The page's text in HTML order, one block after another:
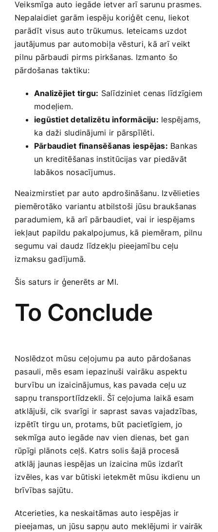
Veiksmīga ⁢auto⁢ iegāde ietver ‍arī sarunu prasmes.
Nepalaidiet garām iespēju⁢ koriģēt cenu, liekot
parādīt⁢ visus⁤ auto trūkumus.⁤ Ieteicams uzdot‌
jautājumus par automobiļa vēsturi, kā arī ⁤veikt
⁤pilnu pārbaudi pirms pirkšanas. Izmanto šo
pārdošanas ⁢taktiku:
Analizējiet tirgu: Salīdziniet cenas līdzīgiem
modeļiem.
iegūstiet detalizētu ‌informāciju: Iespējams,
ka ‍daži sludinājumi ir pārspīlēti.
Pārbaudiet finansēšanas iespējas: Bankas
⁣un​ kreditēšanas institūcijas var piedāvāt
labākos nosacījumus.
Neaizmirstiet par auto​ apdrošināšanu. Izvēlieties
piemērotāko variantu​ atbilstoši⁣ jūsu braukšanas
paradumiem, ​kā arī⁣ pārbaudiet,​ vai ir ⁢iespējams
iekļaut​ papildu pakalpojumus, kā piemēram, ⁢pilnu
⁤segumu vai⁢ daudz līdzekļu ​pieejamību ceļu
⁢izmaksu gadījumā.
Šis ⁢saturs ir ģenerēts ‍ar MI.
To Conclude
Noslēdzot mūsu ⁢ceļojumu pa auto pārdošanas⁣
pasauli, ‍mēs‌ esam iepazinuši ​vairāku ⁤aspektu ​
burvību un izaicinājumus, kas‍ pavada ‍ceļu ‍uz ​
sapņu transportlīdzekli. Šī ceļojuma ‌laikā esam​
atklājuši, cik svarīgi ⁤ir ⁣saprast savas vajadzības,⁣
izpētīt tirgu un, protams, būt⁢ pacietīgiem, ​jo
sekmīga‌ auto‍ iegāde nav vien dienas, bet⁣ gan
‍rūpīgi plānots ceļš.⁣ Katrs solis šajā procesā
‍atklāj jaunas iespējas ⁣un ⁣izaicina mūs izdarīt
izvēles,⁤ kas var būtiski ‌ietekmēt mūsu ikdienu un
brīvības sajūtu.
Atcerieties,⁤ ka neskaitāmas ⁣auto iespējas ir
⁣pieejamas, un⁣ jūsu ⁢sapņu auto meklējumi ⁤ir vairāk